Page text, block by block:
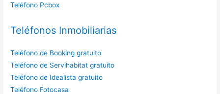
Teléfono Pcbox
Teléfonos Inmobiliarias
Teléfono de Booking gratuito
Teléfono de Servihabitat gratuito
Teléfono de Idealista gratuito
Teléfono Fotocasa